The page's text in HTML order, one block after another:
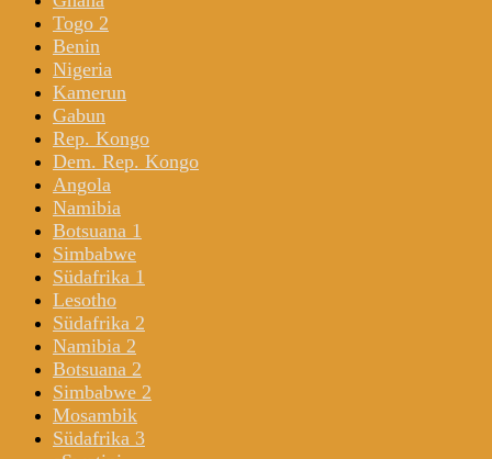
Togo 2
Benin
Nigeria
Kamerun
Gabun
Rep. Kongo
Dem. Rep. Kongo
Angola
Namibia
Botsuana 1
Simbabwe
Südafrika 1
Lesotho
Südafrika 2
Namibia 2
Botsuana 2
Simbabwe 2
Mosambik
Südafrika 3